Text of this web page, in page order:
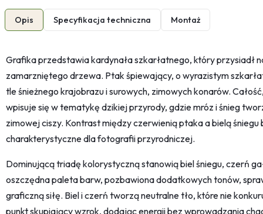
Opis Specyfikacja techniczna Montaż
Grafika przedstawia kardynała szkarłatnego, który przysiadł
zamarzniętego drzewa. Ptak śpiewający, o wyrazistym
tle śnieżnego krajobrazu i surowych, zimowych konarów.
wpisuje się w tematykę dzikiej przyrody, gdzie mróz i śnieg
zimowej ciszy. Kontrast między czerwienią ptaka a bielą śniegu
charakterystyczne dla fotografii przyrodniczej.
Dominującą triadę kolorystyczną stanowią biel śniegu, czerń
oszczędna paleta barw, pozbawiona dodatkowych tonów,
graficzną siłę. Biel i czerń tworzą neutralne tło, które nie
punkt skupiający wzrok, dodając energii bez wprowadzania